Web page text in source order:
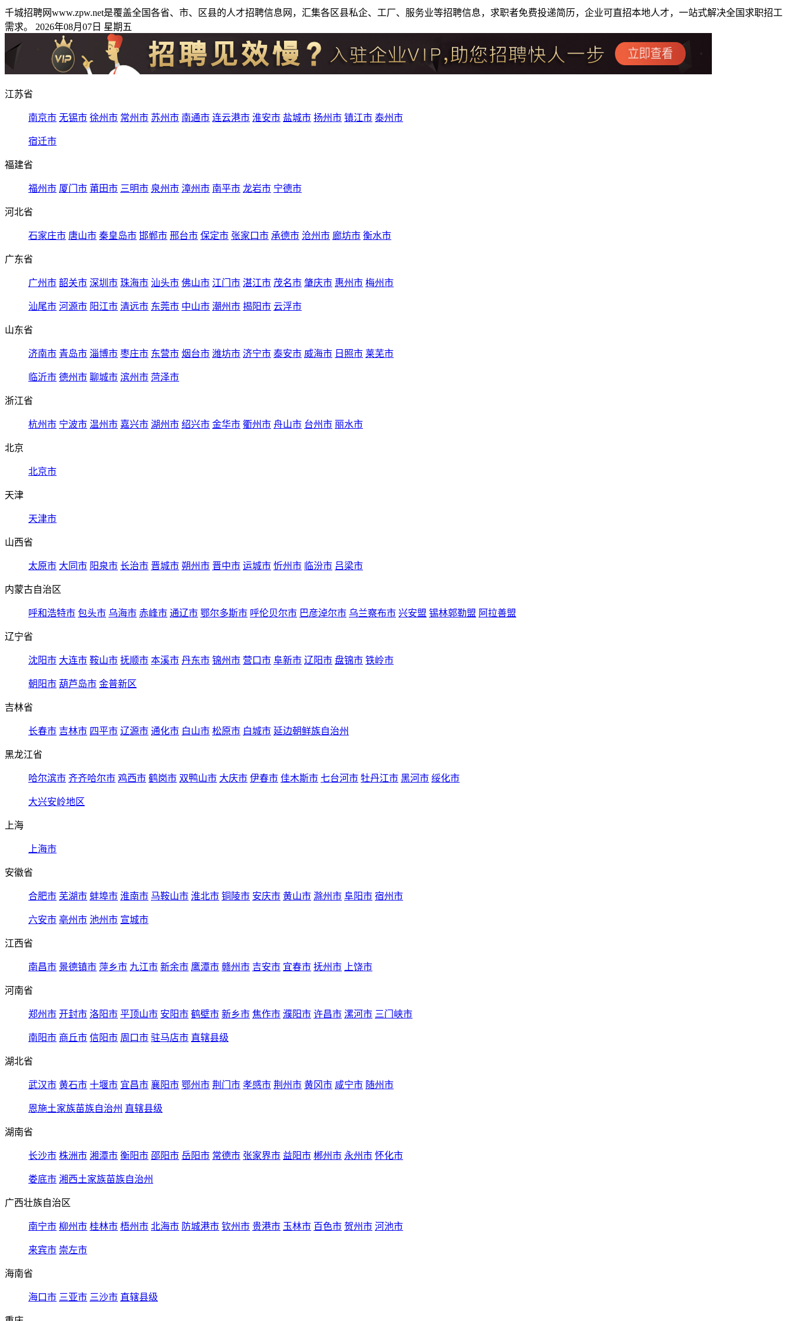
千城招聘网www.zpw.net是覆盖全国各省、市、区县的人才招聘信息网，汇集各区县私企、工厂、服务业等招聘信息，求职者免费投递简历，企业可直招本地人才，一站式解决全国求职招工
需求。 2026年08月07日 星期五
江苏省
南京市 无锡市 徐州市 常州市 苏州市 南通市 连云港市 淮安市 盐城市 扬州市 镇江市 泰州市
宿迁市
福建省
福州市 厦门市 莆田市 三明市 泉州市 漳州市 南平市 龙岩市 宁德市
河北省
石家庄市 唐山市 秦皇岛市 邯郸市 邢台市 保定市 张家口市 承德市 沧州市 廊坊市 衡水市
广东省
广州市 韶关市 深圳市 珠海市 汕头市 佛山市 江门市 湛江市 茂名市 肇庆市 惠州市 梅州市
汕尾市 河源市 阳江市 清远市 东莞市 中山市 潮州市 揭阳市 云浮市
山东省
济南市 青岛市 淄博市 枣庄市 东营市 烟台市 潍坊市 济宁市 泰安市 威海市 日照市 莱芜市
临沂市 德州市 聊城市 滨州市 菏泽市
浙江省
杭州市 宁波市 温州市 嘉兴市 湖州市 绍兴市 金华市 衢州市 舟山市 台州市 丽水市
北京
北京市
天津
天津市
山西省
太原市 大同市 阳泉市 长治市 晋城市 朔州市 晋中市 运城市 忻州市 临汾市 吕梁市
内蒙古自治区
呼和浩特市 包头市 乌海市 赤峰市 通辽市 鄂尔多斯市 呼伦贝尔市 巴彦淖尔市 乌兰察布市 兴安盟 锡林郭勒盟 阿拉善盟
辽宁省
沈阳市 大连市 鞍山市 抚顺市 本溪市 丹东市 锦州市 营口市 阜新市 辽阳市 盘锦市 铁岭市
朝阳市 葫芦岛市 金普新区
吉林省
长春市 吉林市 四平市 辽源市 通化市 白山市 松原市 白城市 延边朝鲜族自治州
黑龙江省
哈尔滨市 齐齐哈尔市 鸡西市 鹤岗市 双鸭山市 大庆市 伊春市 佳木斯市 七台河市 牡丹江市 黑河市 绥化市
大兴安岭地区
上海
上海市
安徽省
合肥市 芜湖市 蚌埠市 淮南市 马鞍山市 淮北市 铜陵市 安庆市 黄山市 滁州市 阜阳市 宿州市
六安市 亳州市 池州市 宣城市
江西省
南昌市 景德镇市 萍乡市 九江市 新余市 鹰潭市 赣州市 吉安市 宜春市 抚州市 上饶市
河南省
郑州市 开封市 洛阳市 平顶山市 安阳市 鹤壁市 新乡市 焦作市 濮阳市 许昌市 漯河市 三门峡市
南阳市 商丘市 信阳市 周口市 驻马店市 直辖县级
湖北省
武汉市 黄石市 十堰市 宜昌市 襄阳市 鄂州市 荆门市 孝感市 荆州市 黄冈市 咸宁市 随州市
恩施土家族苗族自治州 直辖县级
湖南省
长沙市 株洲市 湘潭市 衡阳市 邵阳市 岳阳市 常德市 张家界市 益阳市 郴州市 永州市 怀化市
娄底市 湘西土家族苗族自治州
广西壮族自治区
南宁市 柳州市 桂林市 梧州市 北海市 防城港市 钦州市 贵港市 玉林市 百色市 贺州市 河池市
来宾市 崇左市
海南省
海口市 三亚市 三沙市 直辖县级